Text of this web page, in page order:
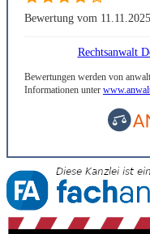
Bewertung vom 11.11.2025
Rechtsanwalt
Bewertungen werden von
Informationen unter